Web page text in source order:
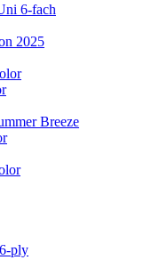
6-fach
2025
Breeze
ply